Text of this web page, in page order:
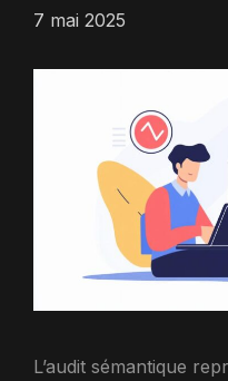
7 mai 2025
L’audit sémantique